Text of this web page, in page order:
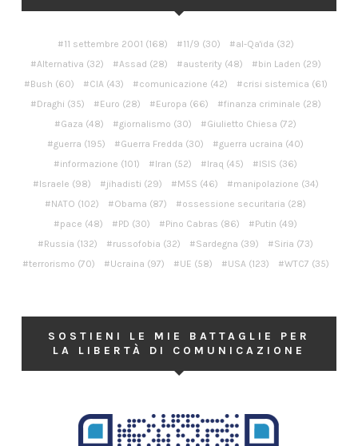
11 settembre 2001 (168) 11/9 (30) al-Qa'ida (32)
Alternativa (32) Assad (28) austerity (48) bin Laden (29)
Bush (60) CIA(43) comunicazione (42) crisi sistemica (61)
Draghi (35) Euro (28) Europa (66) finanza criminale (28)
Gaza (48) giornalismo (30) Giulietto Chiesa (72)
guerra (195) Guerra Fredda (30) guerra ucraina (40)
informazione (101) Iran (52) Iraq (45) ISIS (36)
Israele (98) jihadisti (29) M5S (46) manipolazione (34)
NATO (102) Obama (87) ossessione securitaria (28)
pace (48) PD (30) Pino Cabras (86) Putin (49)
Russia (132) russofobia (32) Sardegna (39) Siria (73)
terrorismo (70) Ucraina (97) UE (58) USA(123) WTC7 (35)
SOSTIENI LE MIE BATTAGLIE PER
LA LIBERTÀ DI COMUNICAZIONE